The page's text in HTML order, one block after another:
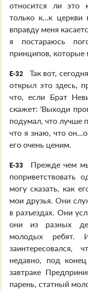
относится ли это
только к...к
вправду меня
я постараюсь
принципов, которые
E-32
Так вот,
открыл это здесь,
что, если Брат
скажет: 'Выходи
подумал, что лучше
что я знаю, что
его очень ценим.
E-33
Прежде чем
поприветствовать
могу сказать, как
мои друзья. Они
в разъездах. Они
они из разных
молодых ребят.
недавно, под
завтраке
парень, статный